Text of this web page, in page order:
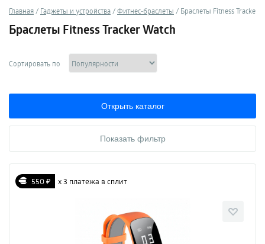
Главная Гаджеты и устройства Фитнес-браслеты Браслеты Fitness Tracker
Браслеты Fitness Tracker Watch
Сортировать по
Открыть каталог
Показать фильтр
550 ₽ х 3 платежа в сплит